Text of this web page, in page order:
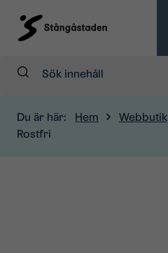
Sök:
Du är här: Hem Webbutik
Rostfri